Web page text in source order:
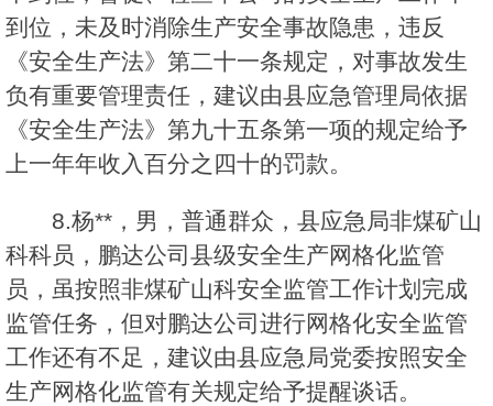
到位，未及时消除生产安全事故隐患，违反
《安全生产法》第二十一条规定，对事故发生
负有重要管理责任，建议由县应急管理局依据
《安全生产法》第九十五条第一项的规定给予
上一年年收入百分之四十的罚款。
8.杨**，男，普通群众，县应急局非煤矿山
科科员，鹏达公司县级安全生产网格化监管
员，虽按照非煤矿山科安全监管工作计划完成
监管任务，但对鹏达公司进行网格化安全监管
工作还有不足，建议由县应急局党委按照安全
生产网格化监管有关规定给予提醒谈话。